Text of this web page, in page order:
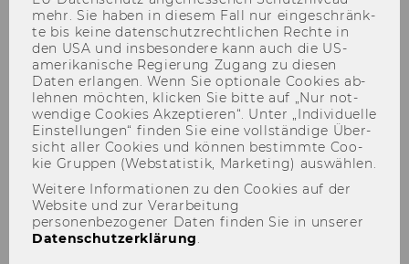
externe Lehrbeauftragte
mehr. Sie haben in die­sem Fall nur ein­ge­schränk­
te bis keine da­ten­schutz­recht­li­chen Rech­te in
den USA und ins­be­son­de­re kann auch die US-​
amerikanische Re­gie­rung Zu­gang zu die­sen
Daten er­lan­gen. Wenn Sie op­tio­na­le Coo­kies ab­
leh­nen möch­ten, kli­cken Sie bitte auf „Nur not­
wen­di­ge Coo­kies Ak­zep­tie­ren“. Unter „In­di­vi­du­el­le
Ein­stel­lun­gen“ fin­den Sie eine voll­stän­di­ge Über­
sicht aller Coo­kies und kön­nen be­stimm­te Coo­
kie Grup­pen (Web­sta­tis­tik, Mar­ke­ting) aus­wäh­len.
Weitere Informationen zu den Cookies auf der
Website und zur Verarbeitung
personenbezogener Daten finden Sie in unserer
Datenschutzerklärung